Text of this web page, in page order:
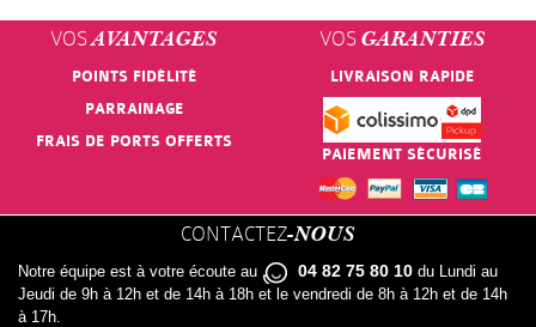
VOS AVANTAGES
POINTS FIDÉLITÉ
PARRAINAGE
FRAIS DE PORTS OFFERTS
VOS GARANTIES
LIVRAISON RAPIDE
PAIEMENT SÉCURISÉ
CONTACTEZ -NOUS
Notre équipe est à votre écoute au 04 82 75 80 10 du Lundi au
Jeudi de 9h à 12h et de 14h à 18h et le vendredi de 8h à 12h et de 14h
à 17h.